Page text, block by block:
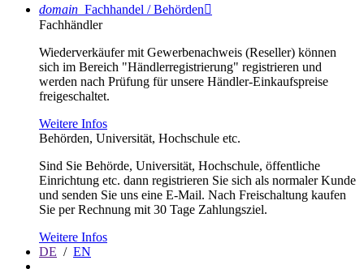
domain Fachhandel / Behörden
Fachhändler
Wiederverkäufer mit Gewerbenachweis (Reseller) können
sich im Bereich "Händlerregistrierung" registrieren und
werden nach Prüfung für unsere Händler-Einkaufspreise
freigeschaltet.
Weitere Infos
Behörden, Universität, Hochschule etc.
Sind Sie Behörde, Universität, Hochschule, öffentliche
Einrichtung etc. dann registrieren Sie sich als normaler Kunde
und senden Sie uns eine E-Mail. Nach Freischaltung kaufen
Sie per Rechnung mit 30 Tage Zahlungsziel.
Weitere Infos
DE / EN